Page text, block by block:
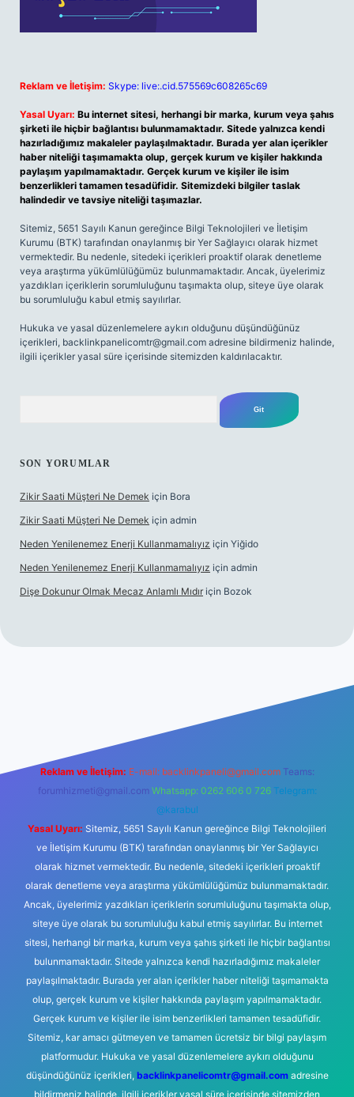
Reklam ve İletişim: Skype: live:.cid.575569c608265c69
Yasal Uyarı: Bu internet sitesi, herhangi bir marka, kurum veya şahıs
şirketi ile hiçbir bağlantısı bulunmamaktadır. Sitede yalnızca kendi
hazırladığımız makaleler paylaşılmaktadır. Burada yer alan içerikler
haber niteliği taşımamakta olup, gerçek kurum ve kişiler hakkında
paylaşım yapılmamaktadır. Gerçek kurum ve kişiler ile isim
benzerlikleri tamamen tesadüfidir. Sitemizdeki bilgiler taslak
halindedir ve tavsiye niteliği taşımazlar.
Sitemiz, 5651 Sayılı Kanun gereğince Bilgi Teknolojileri ve İletişim
Kurumu (BTK) tarafından onaylanmış bir Yer Sağlayıcı olarak hizmet
vermektedir. Bu nedenle, sitedeki içerikleri proaktif olarak denetleme
veya araştırma yükümlülüğümüz bulunmamaktadır. Ancak, üyelerimiz
yazdıkları içeriklerin sorumluluğunu taşımakta olup, siteye üye olarak
bu sorumluluğu kabul etmiş sayılırlar.
Hukuka ve yasal düzenlemelere aykırı olduğunu düşündüğünüz
içerikleri, backlinkpanelicomtr@gmail.com adresine bildirmeniz halinde,
ilgili içerikler yasal süre içerisinde sitemizden kaldırılacaktır.
SON YORUMLAR
Zikir Saati Müşteri Ne Demek için Bora
Zikir Saati Müşteri Ne Demek için admin
Neden Yenilenemez Enerji Kullanmamalıyız için Yiğido
Neden Yenilenemez Enerji Kullanmamalıyız için admin
Dişe Dokunur Olmak Mecaz Anlamlı Mıdır için Bozok
Reklam ve İletişim: E-mail: backlinkpaneli@gmail.com Teams:
forumhizmeti@gmail.com Whatsapp: 0262 606 0 726 Telegram:
@karabul
Yasal Uyarı: Sitemiz, 5651 Sayılı Kanun gereğince Bilgi Teknolojileri
ve İletişim Kurumu (BTK) tarafından onaylanmış bir Yer Sağlayıcı
olarak hizmet vermektedir. Bu nedenle, sitedeki içerikleri proaktif
olarak denetleme veya araştırma yükümlülüğümüz bulunmamaktadır.
Ancak, üyelerimiz yazdıkları içeriklerin sorumluluğunu taşımakta olup,
siteye üye olarak bu sorumluluğu kabul etmiş sayılırlar. Bu internet
sitesi, herhangi bir marka, kurum veya şahıs şirketi ile hiçbir bağlantısı
bulunmamaktadır. Sitede yalnızca kendi hazırladığımız makaleler
paylaşılmaktadır. Burada yer alan içerikler haber niteliği taşımamakta
olup, gerçek kurum ve kişiler hakkında paylaşım yapılmamaktadır.
Gerçek kurum ve kişiler ile isim benzerlikleri tamamen tesadüfidir.
Sitemiz, kar amacı gütmeyen ve tamamen ücretsiz bir bilgi paylaşım
platformudur. Hukuka ve yasal düzenlemelere aykırı olduğunu
düşündüğünüz içerikleri, backlinkpanelicomtr@gmail.comadresine
bildirmeniz halinde, ilgili içerikler yasal süre içerisinde sitemizden